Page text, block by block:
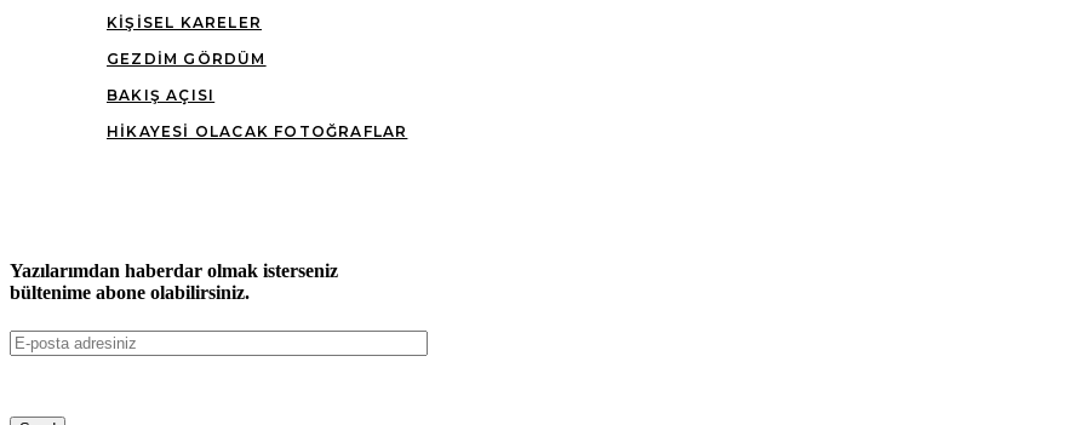
KIŞISEL KARELER
GEZDIM GÖRDÜM
BAKIŞ AÇISI
HIKAYESI OLACAK FOTOĞRAFLAR
Yazılarımdan haberdar olmak isterseniz
bültenime abone olabilirsiniz.